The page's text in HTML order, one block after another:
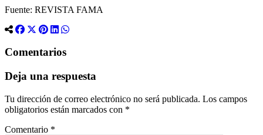
Fuente: REVISTA FAMA
Comentarios
Deja una respuesta
Tu dirección de correo electrónico no será publicada. Los campos
obligatorios están marcados con *
Comentario *